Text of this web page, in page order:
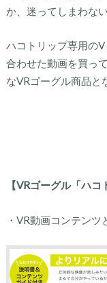
か、迷ってしまわない
ハコトリップ専用の
合わせた動画を買っ
なVRゴーグル商品と
【VRゴーグル「ハコ
・VR動画コンテンツ